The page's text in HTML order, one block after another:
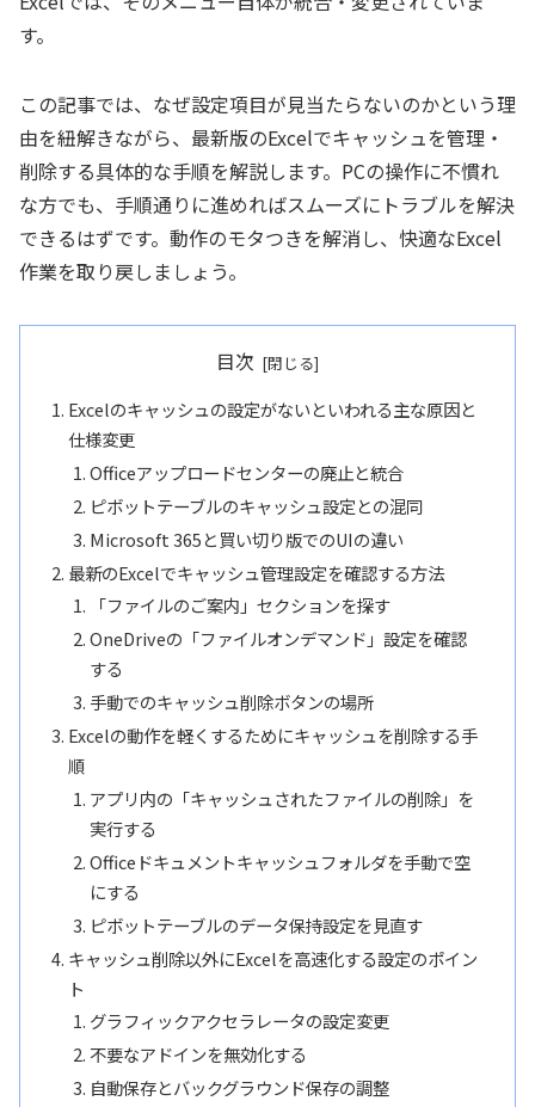
す。
この記事では、なぜ設定項目が見当たらないのかという理
由を紐解きながら、最新版のExcelでキャッシュを管理・
削除する具体的な手順を解説します。PCの操作に不慣れ
な方でも、手順通りに進めればスムーズにトラブルを解決
できるはずです。動作のモタつきを解消し、快適なExcel
作業を取り戻しましょう。
目次
Excelのキャッシュの設定がないといわれる主な原因と
仕様変更
Officeアップロードセンターの廃止と統合
ピボットテーブルのキャッシュ設定との混同
Microsoft 365と買い切り版でのUIの違い
最新のExcelでキャッシュ管理設定を確認する方法
「ファイルのご案内」セクションを探す
OneDriveの「ファイルオンデマンド」設定を確認
する
手動でのキャッシュ削除ボタンの場所
Excelの動作を軽くするためにキャッシュを削除する手
順
アプリ内の「キャッシュされたファイルの削除」を
実行する
Officeドキュメントキャッシュフォルダを手動で空
にする
ピボットテーブルのデータ保持設定を見直す
キャッシュ削除以外にExcelを高速化する設定のポイン
ト
グラフィックアクセラレータの設定変更
不要なアドインを無効化する
自動保存とバックグラウンド保存の調整